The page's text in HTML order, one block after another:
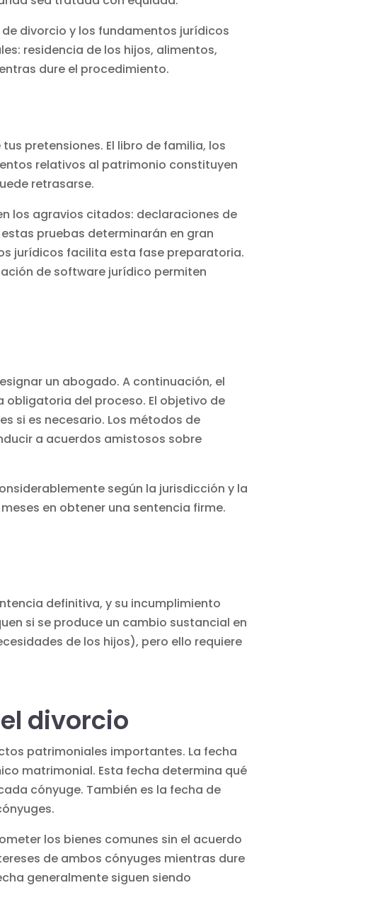
divorcio y los fundamentos jurídicos
residencia de los hijos, alimentos,
dure el procedimiento.
pretensiones. El libro de familia, los
relativos al patrimonio constituyen
retrasarse.
los agravios citados: declaraciones de
pruebas determinarán en gran
jurídicos facilita esta fase preparatoria.
de software jurídico permiten
un abogado. A continuación, el
del proceso. El objetivo de
si es necesario. Los métodos de
a acuerdos amistosos sobre
según la jurisdicción y la
en obtener una sentencia firme.
definitiva, y su incumplimiento
si se produce un cambio sustancial en
de los hijos), pero ello requiere
divorcio
patrimoniales importantes. La fecha
matrimonial. Esta fecha determina qué
cónyuge. También es la fecha de
los bienes comunes sin el acuerdo
de ambos cónyuges mientras dure
generalmente siguen siendo